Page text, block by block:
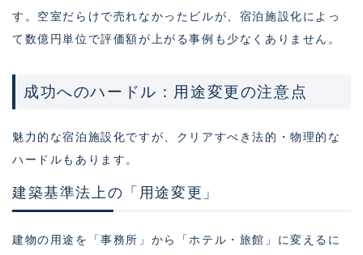
す。空室だらけで売れなかったビルが、宿泊施設化によっ
て数億円単位で評価額が上がる事例も少なくありません。
成功へのハードル：用途変更の注意点
魅力的な宿泊施設化ですが、クリアすべき法的・物理的な
ハードルもあります。
建築基準法上の「用途変更」
建物の用途を「事務所」から「ホテル・旅館」に変えるに